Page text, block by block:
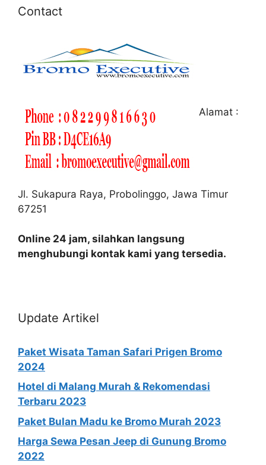
Contact
Alamat :
Jl. Sukapura Raya, Probolinggo, Jawa Timur
67251
Online 24 jam, silahkan langsung
menghubungi kontak kami yang tersedia.
Update Artikel
Paket Wisata Taman Safari Prigen Bromo
2024
Hotel di Malang Murah & Rekomendasi
Terbaru 2023
Paket Bulan Madu ke Bromo Murah 2023
Harga Sewa Pesan Jeep di Gunung Bromo
2022